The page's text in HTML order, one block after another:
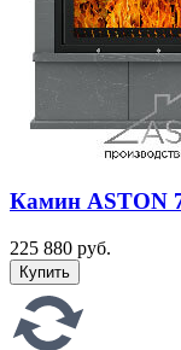
Камин ASTON
225 880 руб.